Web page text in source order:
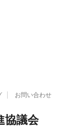
お問い合わせ
協議会